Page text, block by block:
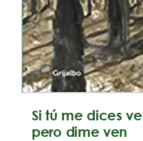
Si tú me dices
pero dime ven